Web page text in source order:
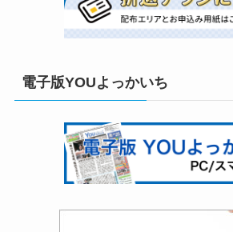
電子版YOUよっかいち